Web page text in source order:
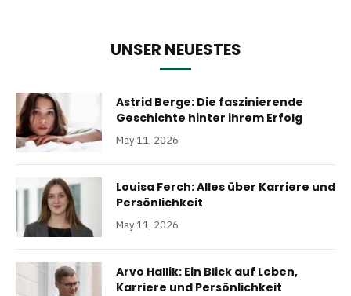
UNSER NEUESTES
Astrid Berge: Die faszinierende
Geschichte hinter ihrem Erfolg
May 11, 2026
Louisa Ferch: Alles über Karriere und
Persönlichkeit
May 11, 2026
Arvo Hallik: Ein Blick auf Leben,
Karriere und Persönlichkeit